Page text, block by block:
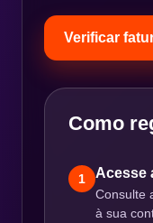
Verificar
Como
1 Acesse
Consulte
à sua